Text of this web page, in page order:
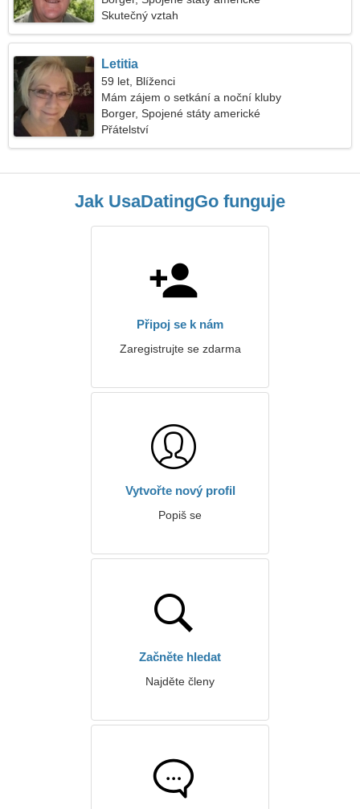
Skutečný vztah
Letitia
59 let, Blíženci
Mám zájem o setkání a noční kluby
Borger, Spojené státy americké
Přátelství
Jak UsaDatingGo funguje
Připoj se k nám
Zaregistrujte se zdarma
Vytvořte nový profil
Popiš se
Začněte hledat
Najděte členy